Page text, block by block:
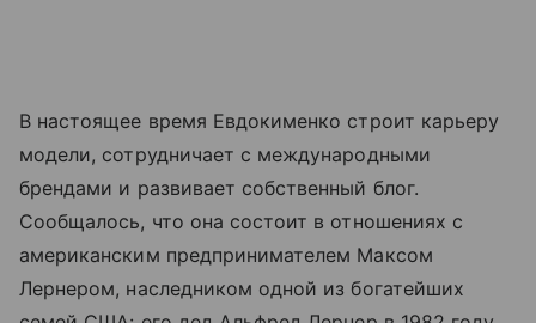
В настоящее время Евдокименко строит карьеру
модели, сотрудничает с международными
брендами и развивает собственный блог.
Сообщалось, что она состоит в отношениях с
американским предпринимателем Максом
Лернером, наследником одной из богатейших